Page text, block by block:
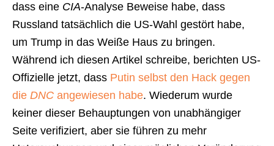
dass eine CIA-Analyse Beweise habe, dass
Russland tatsächlich die US-Wahl gestört habe,
um Trump in das Weiße Haus zu bringen.
Während ich diesen Artikel schreibe, berichten US-
Offizielle jetzt, dass Putin selbst den Hack gegen
die DNC angewiesen habe. Wiederum wurde
keiner dieser Behauptungen von unabhängiger
Seite verifiziert, aber sie führen zu mehr